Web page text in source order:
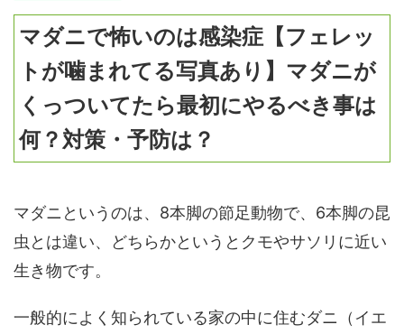
マダニで怖いのは感染症【フェレッ
トが噛まれてる写真あり】マダニが
くっついてたら最初にやるべき事は
何？対策・予防は？
マダニというのは、8本脚の節足動物で、6本脚の昆
虫とは違い、どちらかというとクモやサソリに近い
生き物です。
一般的によく知られている家の中に住むダニ（イエ